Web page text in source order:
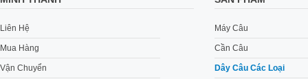
Liên Hệ
Mua Hàng
Vận Chuyển
Máy Câu
Cần Câu
Dây Câu Các Loại